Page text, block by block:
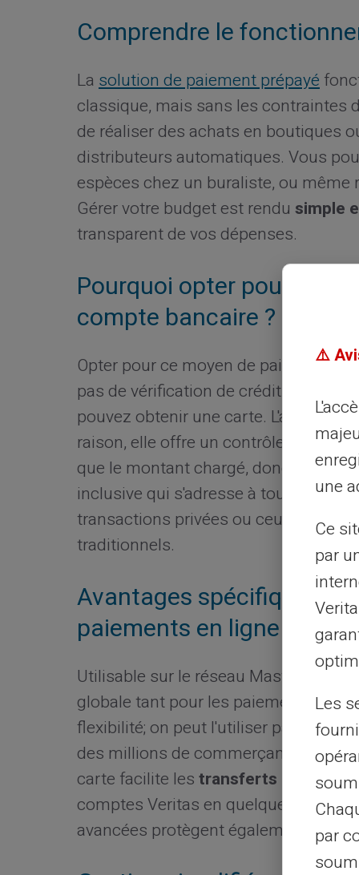
Comprendre le
La solution de paiement prépayé
classique, mais sans les contraintes
de réaliser des achats en boutiques
distributeurs automatiques. Vous
espèces chez un buraliste, ou
Gérer votre budget est rendu simple
transparent de vos dépenses.
Pourquoi opter pour la
compte bancaire ?
Opter pour ce moyen de paiement
pas de vérification de crédit requis.
pouvez obtenir une carte.
raison, elle offre un contrôle strict de
que le montant chargé, donc pas de
inclusive qui s'adresse à tous, y
transactions privées ou ceux qui
traditionnels.
Avantages spécifiques
paiements en ligne
Utilisable sur le réseau Mastercard,
globale tant pour les paiements que
flexibilité; on peut l'utiliser partout où
des millions de commerçants en
carte facilite lestransferts
comptes Veritas en quelques clics
avancées protègent également vos
⚠️
une
Ce
par
Les
par